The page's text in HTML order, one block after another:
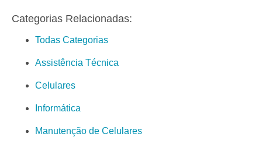
Categorias Relacionadas:
Todas Categorias
Assistência Técnica
Celulares
Informática
Manutenção de Celulares